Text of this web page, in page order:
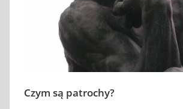
Czym są patrochy?